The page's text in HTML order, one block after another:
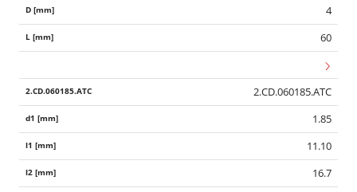
4
60
2.CD.060185.ATC
1.85
11.10
16.7